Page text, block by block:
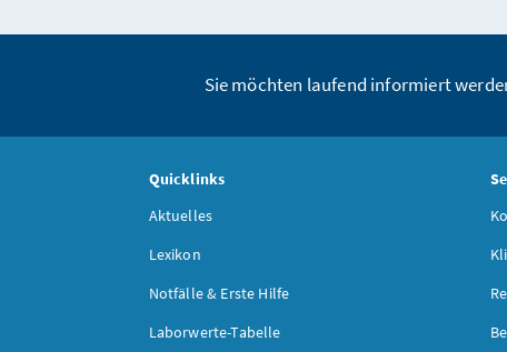
Sie möchten laufend informiert
Quicklinks
Aktuelles
Lexikon
Notfälle & Erste Hilfe
Laborwerte-Tabelle